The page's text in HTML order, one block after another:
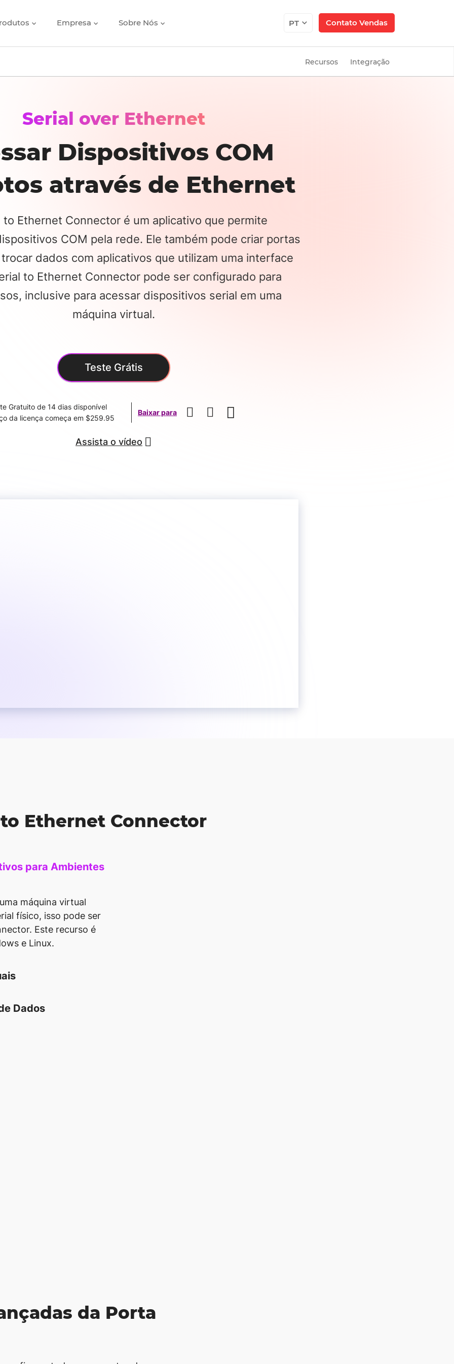
PT Contato Vendas
Empresa Sobre Nós
Recursos Integração
Serial over Ethernet
Dispositivos COM
através de Ethernet
to Ethernet Connector é um aplicativo que permite
COM pela rede. Ele também pode criar portas
dados com aplicativos que utilizam uma interface
to Ethernet Connector pode ser configurado para
inclusive para acessar dispositivos serial em uma
máquina virtual.
Teste Grátis
Gratuito de 14 dias disponível
da licença começa em $259.95
Baixar para
Assista o vídeo
Ethernet Connector
para Ambientes
máquina virtual
físico, isso pode ser
Este recurso é
e Linux.
Dados
da Porta